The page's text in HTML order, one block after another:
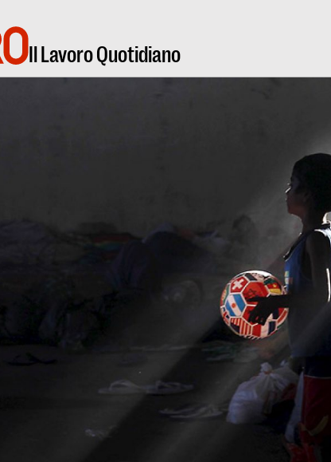
Il Lavoro Quotidiano